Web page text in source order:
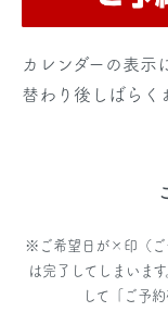
カレンダーの表示
替わり後しばらく
※ご希望日が×印（ご
は完了してしまいま
して「ご予